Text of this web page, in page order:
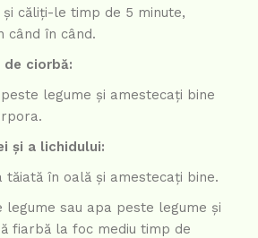
căliți-le timp de 5 minute,
când în când.
de ciorbă:
legume și amestecați bine
și a lichidului:
tăiată în oală și amestecați bine.
legume sau apa peste legume și
fiarbă la foc mediu timp de